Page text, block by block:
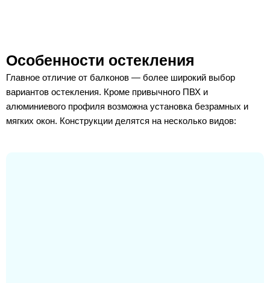
Особенности остекления
Главное отличие от балконов — более широкий выбор
вариантов остекления. Кроме привычного ПВХ и
алюминиевого профиля возможна установка безрамных и
мягких окон. Конструкции делятся на несколько видов: